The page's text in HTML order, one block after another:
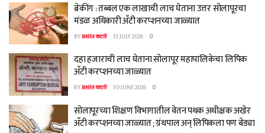
ब्रेकींग : तब्बल एक लाखाची लाच घेताना उत्तर सोलापूरचा
मंडळ अधिकारी अँटी करप्शनच्या जाळ्यात
BYप्रशांत कटारे 13 JULY 2026 0
दहा हजाराची लाच घेताना सोलापूर महापालिकेचा लिपिक
अँटी करप्शनच्या जाळ्यात
BYप्रशांत कटारे 30 JUNE 2026 0
सोलापूरच्या शिक्षण विभागातील वेतन पथक अधीक्षक अखेर
अँटी करप्शनच्या जाळ्यात ; ग्रंथपाल अन् लिपिकला पण बेड्या